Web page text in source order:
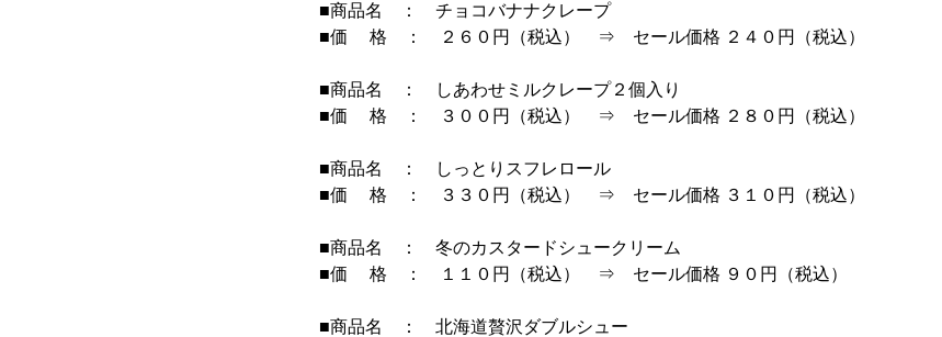
■商品名 ： チョコバナナクレープ
■価 格 ： ２６０円（税込） ⇒ セール価格 ２４０円（税込）
■商品名 ： しあわせミルクレープ２個入り
■価 格 ： ３００円（税込） ⇒ セール価格 ２８０円（税込）
■商品名 ： しっとりスフレロール
■価 格 ： ３３０円（税込） ⇒ セール価格 ３１０円（税込）
■商品名 ： 冬のカスタードシュークリーム
■価 格 ： １１０円（税込） ⇒ セール価格 ９０円（税込）
■商品名 ： 北海道贅沢ダブルシュー